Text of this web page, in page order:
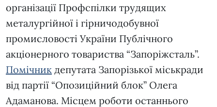
організації Профспілки трудящих
металургійної і гірничодобувної
промисловості України Публічного
акціонерного товариства “Запоріжсталь”.
Помічник депутата Запорізької міськради
від партії “Опозиційний блок” Олега
Адаманова. Місцем роботи останнього